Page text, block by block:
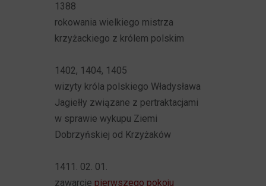
1388
rokowania wielkiego mistrza
krzyżackiego z królem polskim
1402, 1404, 1405
wizyty króla polskiego Władysława
Jagiełły związane z pertraktacjami
w sprawie wykupu Ziemi
Dobrzyńskiej od Krzyżaków
1411. 02. 01.
zawarcie pierwszego pokoju